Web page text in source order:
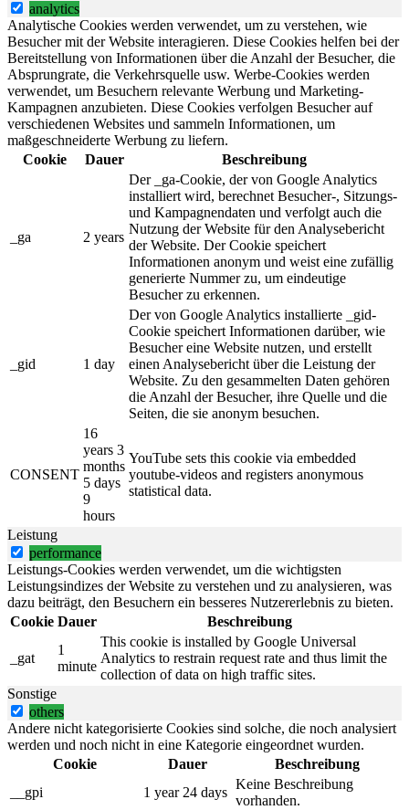
analytics
Analytische Cookies werden verwendet, um zu verstehen, wie
Besucher mit der Website interagieren. Diese Cookies helfen bei der
Bereitstellung von Informationen über die Anzahl der Besucher, die
Absprungrate, die Verkehrsquelle usw. Werbe-Cookies werden
verwendet, um Besuchern relevante Werbung und Marketing-
Kampagnen anzubieten. Diese Cookies verfolgen Besucher auf
verschiedenen Websites und sammeln Informationen, um
maßgeschneiderte Werbung zu liefern.
Cookie
Dauer Beschreibung
_ga 2 years
Der _ga-Cookie, der von Google Analytics
installiert wird, berechnet Besucher-, Sitzungs-
und Kampagnendaten und verfolgt auch die
Nutzung der Website für den Analysebericht
der Website. Der Cookie speichert
Informationen anonym und weist eine zufällig
generierte Nummer zu, um eindeutige
Besucher zu erkennen.
_gid 1 day
Der von Google Analytics installierte _gid-
Cookie speichert Informationen darüber, wie
Besucher eine Website nutzen, und erstellt
einen Analysebericht über die Leistung der
Website. Zu den gesammelten Daten gehören
die Anzahl der Besucher, ihre Quelle und die
Seiten, die sie anonym besuchen.
CONSENT
16
years 3
months
5 days
9
hours
YouTube sets this cookie via embedded
youtube-videos and registers anonymous
statistical data.
Leistung
performance
Leistungs-Cookies werden verwendet, um die wichtigsten
Leistungsindizes der Website zu verstehen und zu analysieren, was
dazu beiträgt, den Besuchern ein besseres Nutzererlebnis zu bieten.
Cookie Dauer Beschreibung
_gat
1
minute
This cookie is installed by Google Universal
Analytics to restrain request rate and thus limit the
collection of data on high traffic sites.
Sonstige
others
Andere nicht kategorisierte Cookies sind solche, die noch analysiert
werden und noch nicht in eine Kategorie eingeordnet wurden.
Cookie
Dauer
Beschreibung
__gpi
1 year 24 days
Keine Beschreibung
vorhanden.